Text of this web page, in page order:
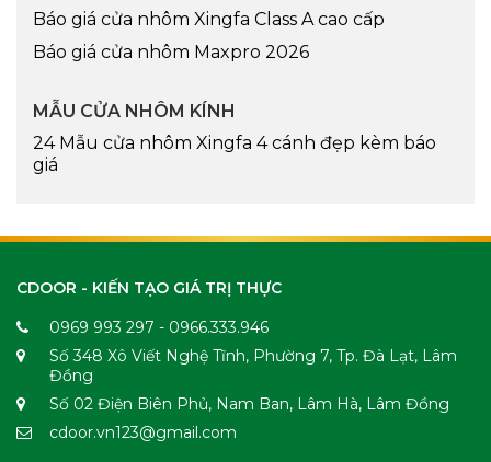
Báo giá cửa nhôm Xingfa Class A cao cấp
Báo giá cửa nhôm Maxpro 2026
MẪU CỬA NHÔM KÍNH
24 Mẫu cửa nhôm Xingfa 4 cánh đẹp kèm báo
giá
CDOOR - KIẾN TẠO GIÁ TRỊ THỰC
0969 993 297 - 0966.333.946
Số 348 Xô Viết Nghệ Tĩnh, Phường 7, Tp. Đà Lạt, Lâm
Đồng
Số 02 Điện Biên Phủ, Nam Ban, Lâm Hà, Lâm Đồng
cdoor.vn123@gmail.com